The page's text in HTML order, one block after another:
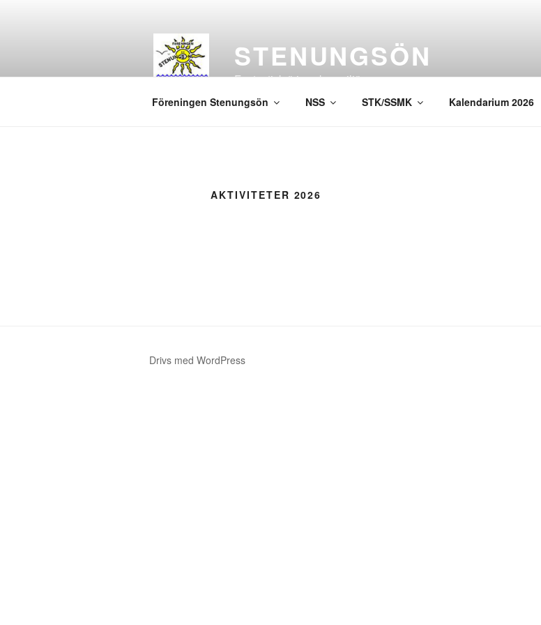
STENUNGSÖN
Fantastisk ö i vacker miljö
Föreningen Stenungsön NSS STK/SSMK Kalendarium 2026
AKTIVITETER 2026
Drivs med WordPress